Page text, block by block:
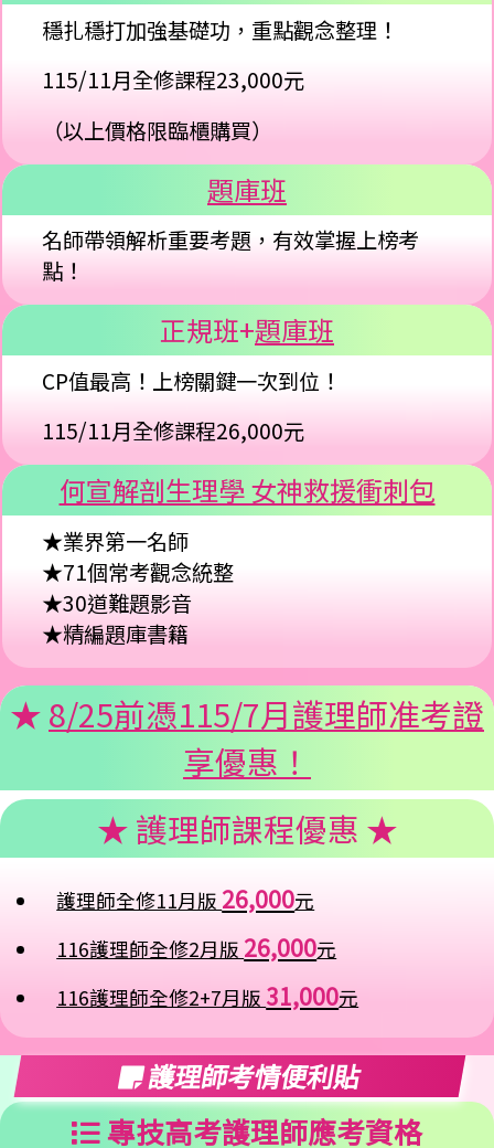
穩扎穩打加強基礎功，重點觀念整理！
115/11月全修課程23,000元
（以上價格限臨櫃購買）
題庫班
名師帶領解析重要考題，有效掌握上榜考
點！
正規班+題庫班
CP值最高！上榜關鍵一次到位！
115/11月全修課程26,000元
何宣解剖生理學 女神救援衝刺包
★業界第一名師
★71個常考觀念統整
★30道難題影音
★精編題庫書籍
★8/25前憑115/7月護理師准考證
享優惠！
★ 護理師課程優惠 ★
護理師全修11月版 26,000元
116護理師全修2月版 26,000元
116護理師全修2+7月版 31,000元
護理師考情便利貼
專技高考護理師應考資格